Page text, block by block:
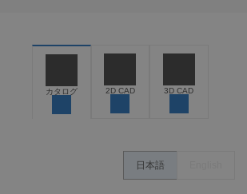
カタログ 2D CAD 3D CAD
日本語